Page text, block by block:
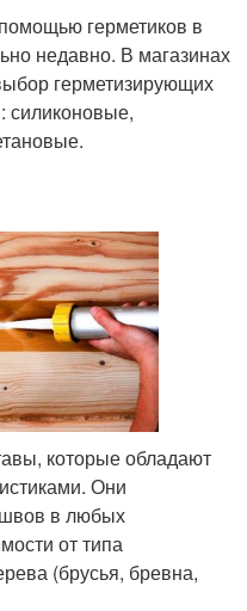
герметиков в
недавно. В магазинах
герметизирующих
силиконовые,
которые обладают
Они
швов в любых
от типа
(брусья, бревна,